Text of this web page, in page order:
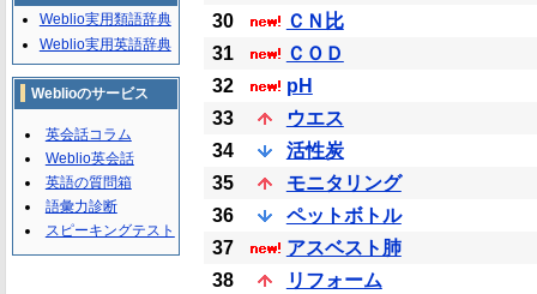
30
ＣＮ比
31
ＣＯＤ
32
pH
33
ウエス
34
活性炭
35
モニタリング
36
ペットボトル
37
アスベスト肺
38
リフォーム
Weblio実用類語辞典
Weblio実用英語辞典
Weblioのサービス
英会話コラム
Weblio英会話
英語の質問箱
語彙力診断
スピーキングテスト